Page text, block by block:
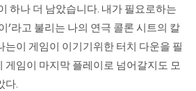
하나 더 남았습니다. 내가 필요로하는
’라고 불리는 나의 연극 콜론 시트의 칼
는이 게임이 이기기위한 터치 다운을 필
게임이 마지막 플레이로 넘어갈지도 모
다.